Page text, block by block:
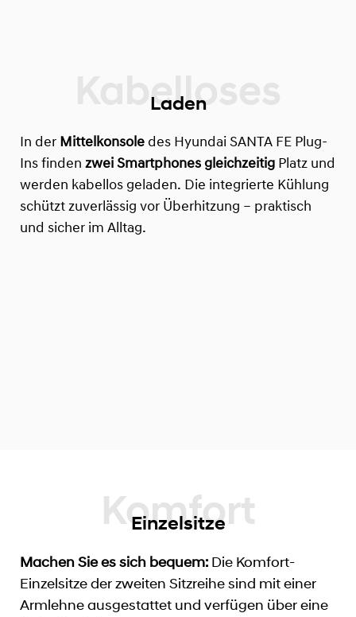
Laden
In der Mittelkonsole des Hyundai SANTA FE Plug-
Ins finden zwei Smartphones gleichzeitig Platz und
werden kabellos geladen. Die integrierte Kühlung
schützt zuverlässig vor Überhitzung – praktisch
und sicher im Alltag.
Einzelsitze
Machen Sie es sich bequem: Die Komfort-
Einzelsitze der zweiten Sitzreihe sind mit einer
Armlehne ausgestattet und verfügen über eine